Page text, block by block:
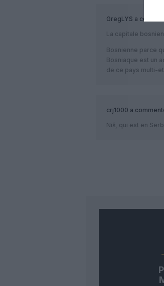
GregLYS a
La capitale
Bosnienne parce
Bosniaque est un
de ce pays multi-
crj1000 a
Niš, qui est en